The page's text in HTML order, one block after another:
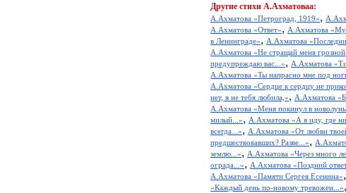
Другие стихи А.Ахматоваа:
А.Ахматова «Петроград, 1919»,
А.Ахматова «Ответ», А.Ахматова
в Ленинграде», А.Ахматова
А.Ахматова «Не стращай меня грозной
предупреждаю вас...», А.Ахматова
А.Ахматова «Ты напрасно мне под
А.Ахматова «Сердце к сердцу не
нет, я не тебя любила,», А.Ахматова
А.Ахматова «Меня покинул в
милый...», А.Ахматова «А я иду, где
всегда...», А.Ахматова «От любви
предшествовавших? Разве...»,
землю...», А.Ахматова «Через много
ограда...», А.Ахматова «Поздний
А.Ахматова «Памяти Сергея Есенина»,
«Каждый день по-новому тревожен...»,